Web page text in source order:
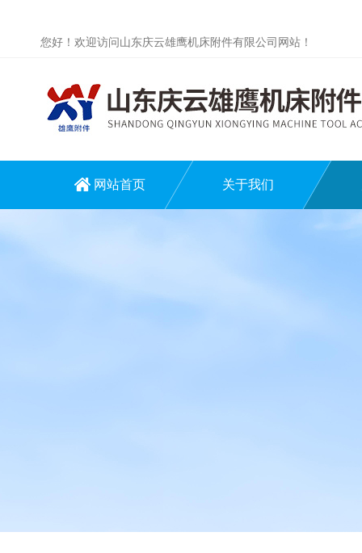
您好！欢迎访问山东庆云雄鹰机床附件有限公司网站！
网站首页 关于我们